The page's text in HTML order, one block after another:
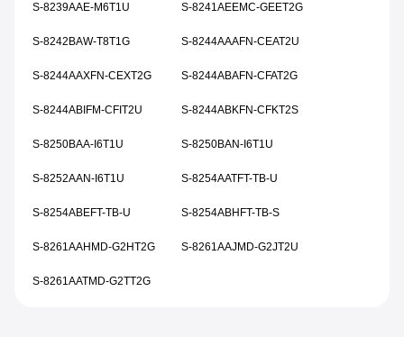
S-8239AAE-M6T1U S-8241AEEMC-GEET2G
S-8242BAW-T8T1G S-8244AAAFN-CEAT2U
S-8244AAXFN-CEXT2G S-8244ABAFN-CFAT2G
S-8244ABIFM-CFIT2U S-8244ABKFN-CFKT2S
S-8250BAA-I6T1U S-8250BAN-I6T1U
S-8252AAN-I6T1U S-8254AATFT-TB-U
S-8254ABEFT-TB-U S-8254ABHFT-TB-S
S-8261AAHMD-G2HT2G S-8261AAJMD-G2JT2U
S-8261AATMD-G2TT2G